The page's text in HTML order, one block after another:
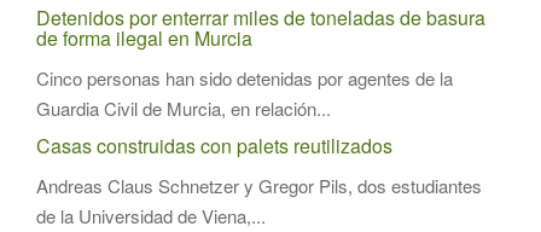
Detenidos por enterrar miles de toneladas de basura
de forma ilegal en Murcia
Cinco personas han sido detenidas por agentes de la
Guardia Civil de Murcia, en relación...
Casas construidas con palets reutilizados
Andreas Claus Schnetzer y Gregor Pils, dos estudiantes
de la Universidad de Viena,...